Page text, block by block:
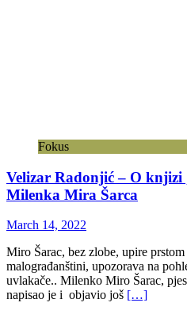
Fokus
Velizar Radonjić – O knjizi
Milenka Mira Šarca
March 14, 2022
Miro Šarac, bez zlobe, upire
malograđanštini, upozorava na
uvlakače.. Milenko Miro Šarac,
napisao je i objavio još […]